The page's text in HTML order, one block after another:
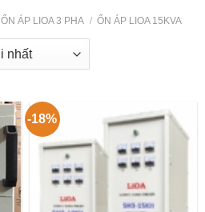
ỔN ÁP LIOA 3 PHA / ỔN ÁP LIOA 15KVA
-18%